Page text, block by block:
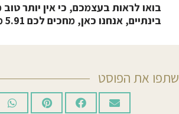
שתפו את הפוסט
בואו לראות בעצמכם, כי אין יותר טוב
בינתיים, אנחנו כאן, מחכים לכם 5.91 מטרים מהים!